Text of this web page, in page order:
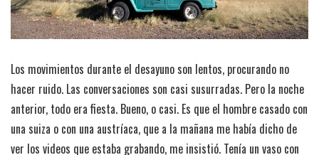
Los movimientos durante el desayuno son lentos, procurando no
hacer ruido. Las conversaciones son casi susurradas. Pero la noche
anterior, todo era fiesta. Bueno, o casi. Es que el hombre casado con
una suiza o con una austríaca, que a la mañana me había dicho de
ver los videos que estaba grabando, me insistió. Tenía un vaso con